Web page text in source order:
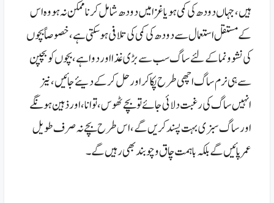
ہیں، جہاں دودھ کی کمی ہو یا غزا میں دودھ شامل کرنا ممکن نہ ہو وہ اس
کے مستقل استعمال سے دودھ کی کمی کی تلافی ہو سکتی ہے،خصوصاً بچوں
کی نشوونما کے لئے ساگ سب سے بڑی غذا اور دوا ہے، بچوں کو بچپن
سے ہی نرم ساگ اچھی طرح پکا کر اور حل کرکے دیئے جائیں، نیز
انہیں ساگ کی رغبت دلائی جائے تو بچے ٹھوس، توانا، اور ذہین ہونگے
اور ساگ سبزی بہت پسند کریں گے، اس طرح بچے نہ صرف طویل
عمر پائیں گے بلکہ باہمت چاق وچوبند بھی رہیں گے۔